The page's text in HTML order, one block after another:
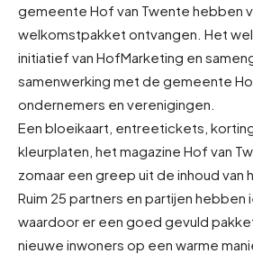
gemeente Hof van Twente hebben
welkomstpakket ontvangen. Het
initiatief van HofMarketing en
samenwerking met de gemeente
ondernemers en verenigingen.
Een bloeikaart, entreetickets,
kleurplaten, het magazine Hof van
zomaar een greep uit de inhoud van
Ruim 25 partners en partijen hebben
waardoor er een goed gevuld
nieuwe inwoners op een warme